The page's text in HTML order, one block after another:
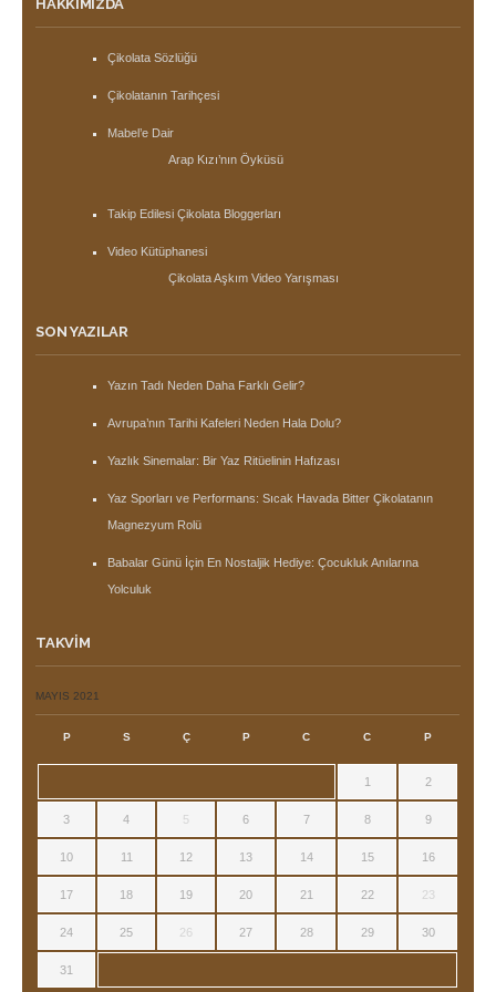
HAKKIMIZDA
Çikolata Sözlüğü
Çikolatanın Tarihçesi
Mabel’e Dair
Arap Kızı’nın Öyküsü
Takip Edilesi Çikolata Bloggerları
Video Kütüphanesi
Çikolata Aşkım Video Yarışması
SON YAZILAR
Yazın Tadı Neden Daha Farklı Gelir?
Avrupa’nın Tarihi Kafeleri Neden Hala Dolu?
Yazlık Sinemalar: Bir Yaz Ritüelinin Hafızası
Yaz Sporları ve Performans: Sıcak Havada Bitter Çikolatanın
Magnezyum Rolü
Babalar Günü İçin En Nostaljik Hediye: Çocukluk Anılarına
Yolculuk
TAKVIM
MAYIS 2021
P S Ç P C C P
1 2
3 4 5 6 7 8 9
10 11 12 13 14 15 16
17 18 19 20 21 22 23
24 25 26 27 28 29 30
31